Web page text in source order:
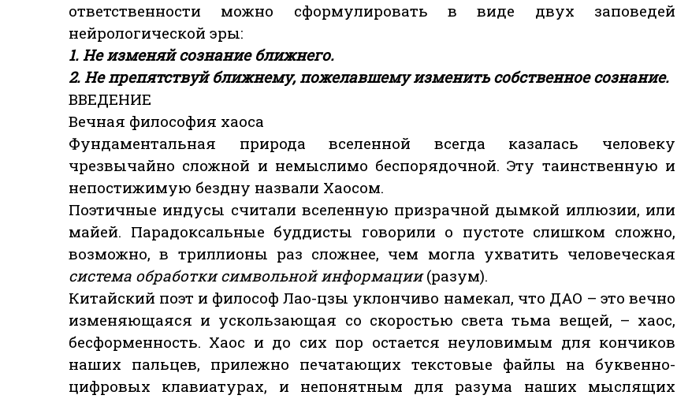
ответственности можно сформулировать в виде двух заповедей
нейрологической эры:
1. Не изменяй сознание ближнего.
2. Не препятствуй ближнему, пожелавшему изменить собственное сознание.
ВВЕДЕНИЕ
Вечная философия хаоса
Фундаментальная природа вселенной всегда казалась человеку
чрезвычайно сложной и немыслимо беспорядочной. Эту таинственную и
непостижимую бездну назвали Хаосом.
Поэтичные индусы считали вселенную призрачной дымкой иллюзии, или
майей. Парадоксальные буддисты говорили о пустоте слишком сложно,
возможно, в триллионы раз сложнее, чем могла ухватить человеческая
система обработки символьной информации(разум).
Китайский поэт и философ Лао-цзы уклончиво намекал, что ДАО – это вечно
изменяющаяся и ускользающая со скоростью света тьма вещей, – хаос,
бесформенность. Хаос и до сих пор остается неуловимым для кончиков
наших пальцев, прилежно печатающих текстовые файлы на буквенно-
цифровых клавиатурах, и непонятным для разума наших мыслящих